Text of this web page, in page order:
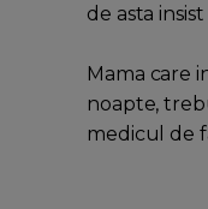
de asta
Mama care
noapte,
medicul de